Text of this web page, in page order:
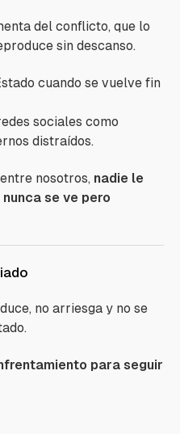
del conflicto, que lo
sin descanso.
cuando se vuelve fin
sociales como
distraídos.
nosotros, nadie le
se ve pero
no arriesga y no se
para seguir